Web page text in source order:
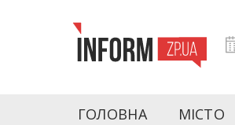
INFORM.ZP.UA – це
Запоріжжя та
ГОЛОВНА МІСТО